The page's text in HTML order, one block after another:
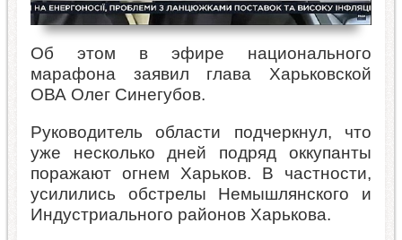
Об этом в эфире национального
марафона заявил глава Харьковской
ОВА Олег Синегубов.
Руководитель области подчеркнул, что
уже несколько дней подряд оккупанты
поражают огнем Харьков. В частности,
усилились обстрелы Немышлянского и
Индустриального районов Харькова.